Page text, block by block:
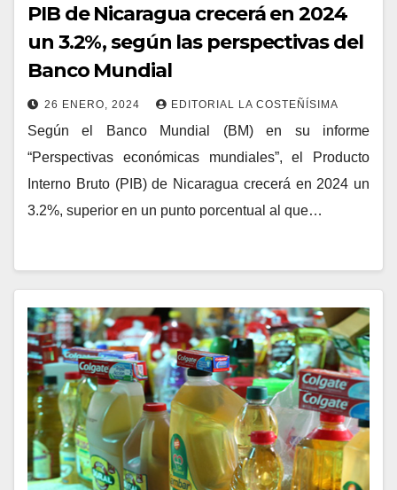
PIB de Nicaragua crecerá en 2024
un 3.2%, según las perspectivas del
Banco Mundial
26 ENERO, 2024 EDITORIAL LA COSTEÑÍSIMA
Según el Banco Mundial (BM) en su informe
“Perspectivas económicas mundiales”, el Producto
Interno Bruto (PIB) de Nicaragua crecerá en 2024 un
3.2%, superior en un punto porcentual al que…